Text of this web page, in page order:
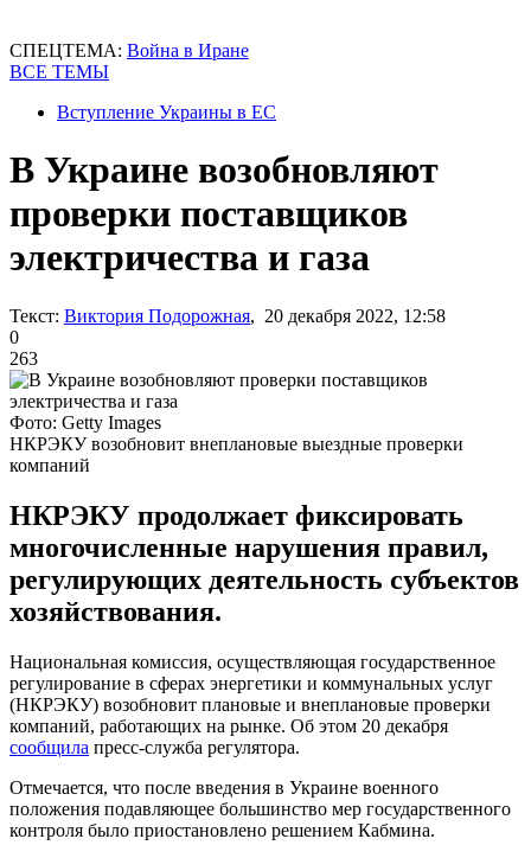
СПЕЦТЕМА: Война в Иране
ВСЕ ТЕМЫ
Вступление Украины в ЕС
В Украине возобновляют
проверки поставщиков
электричества и газа
Текст: Виктория Подорожная, 20 декабря 2022, 12:58
0
263
Фото: Getty Images
НКРЭКУ возобновит внеплановые выездные проверки
компаний
НКРЭКУ продолжает фиксировать
многочисленные нарушения правил,
регулирующих деятельность субъектов
хозяйствования.
Национальная комиссия, осуществляющая государственное
регулирование в сферах энергетики и коммунальных услуг
(НКРЭКУ) возобновит плановые и внеплановые проверки
компаний, работающих на рынке. Об этом 20 декабря
сообщила пресс-служба регулятора.
Отмечается, что после введения в Украине военного
положения подавляющее большинство мер государственного
контроля было приостановлено решением Кабмина.